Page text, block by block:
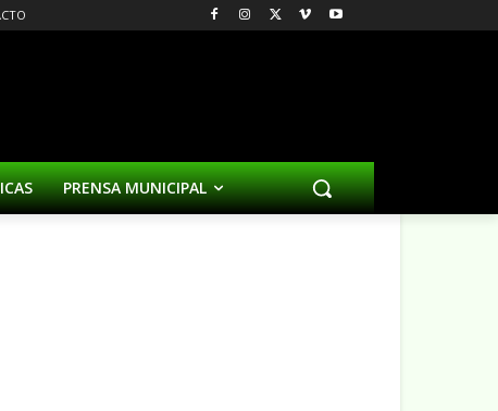
PRENSA MUNICIPAL